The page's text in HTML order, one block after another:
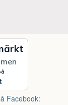
Facebook: